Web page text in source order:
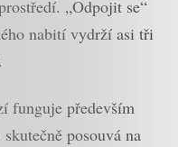
„Odpojit se“
nabití vydrží asi tři
funguje především
posouvá na